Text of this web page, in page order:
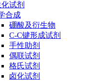
试剂
合成
硼酸及衍生物
C-C键形成试剂
手性助剂
偶联试剂
格氏试剂
卤化试剂